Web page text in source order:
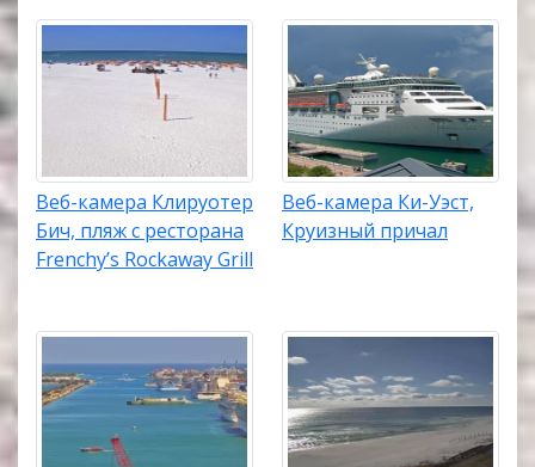
Веб-камера Клируотер
Бич, пляж с ресторана
Frenchy’s Rockaway Grill
Веб-камера Ки-Уэст,
Круизный причал